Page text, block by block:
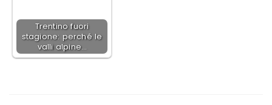
Trentino fuori
stagione: perché le
valli alpine…